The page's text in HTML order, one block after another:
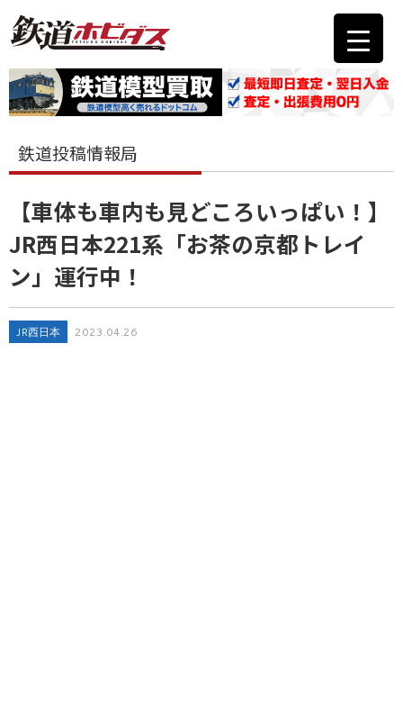
鉄道投稿情報局
【車体も車内も見どころいっぱい！】
JR西日本221系「お茶の京都トレイ
ン」運行中！
JR西日本 2023.04.26